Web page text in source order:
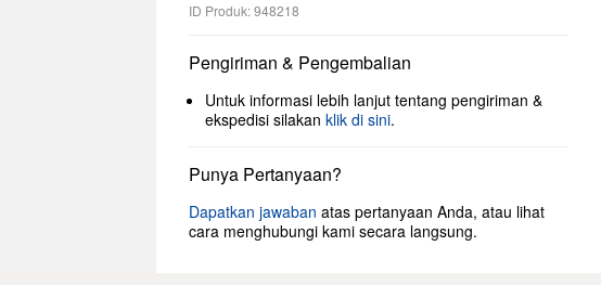
ID Produk: 948218
Pengiriman & Pengembalian
Untuk informasi lebih lanjut tentang pengiriman &
ekspedisi silakan klik di sini.
Punya Pertanyaan?
Dapatkan jawaban atas pertanyaan Anda, atau lihat
cara menghubungi kami secara langsung.